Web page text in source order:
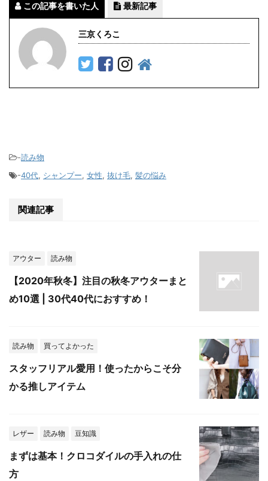
この記事を書いた人 最新記事
三京くろこ
-読み物
-40代, シャンプー, 女性, 抜け毛, 髪の悩み
関連記事
アウター 読み物
【2020年秋冬】注目の秋冬アウターまと
め10選 | 30代40代におすすめ！
読み物 買ってよかった
スタッフリアル愛用！使ったからこそ分
かる推しアイテム
レザー 読み物 豆知識
まずは基本！クロコダイルの手入れの仕
方